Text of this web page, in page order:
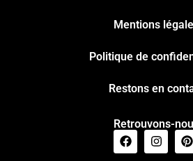
Mentions
Politique de
Restons en
Retrouvons-